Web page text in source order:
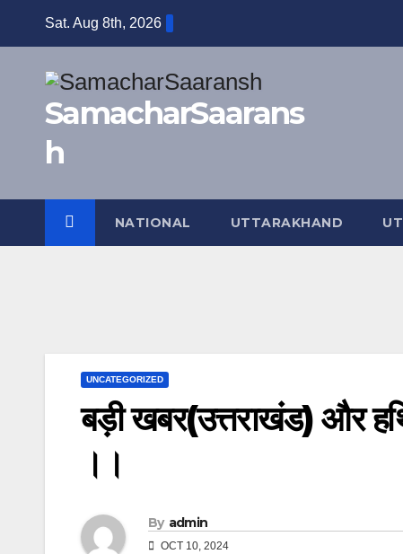
Sat. Aug 8th, 2026
SamacharSaarans
h
NATIONAL UTTARAKHAND
UNCATEGORIZED
बड़ी खबर(उत्तराखंड) और
।।
By admin
OCT 10, 2024